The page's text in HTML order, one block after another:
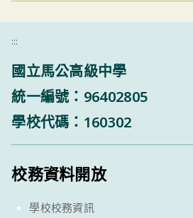
:::
國立馬公高級中學
統一編號：96402805
學校代碼：160302
校務資料開放
學校校務資訊